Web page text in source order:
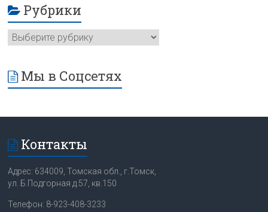
Рубрики
Мы в Соцсетях
Контакты
Адрес: 634009, Томская обл., г.Томск,
ул. Б.Подгорная д.57, кв.150
Телефон: 8-923-408-3233